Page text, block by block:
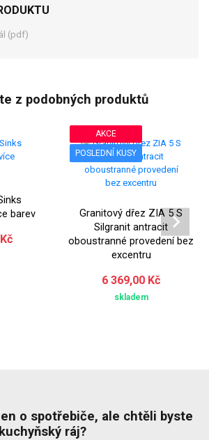
(pdf)
z podobných produktů
barev
AKCE
POSLEDNÍ KUSY
Granitový dřez ZIA 5 S
Silgranit antracit
oboustranné provedení bez
excentru
6 369,00 Kč
skladem
o spotřebiče, ale chtěli byste
ráj?